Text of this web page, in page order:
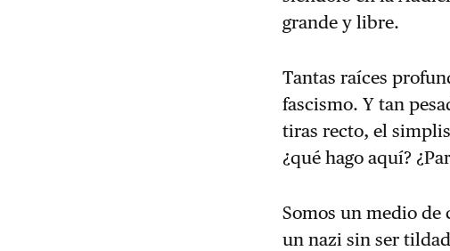
grande y libre.
Tantas raíces
fascismo. Y tan
tiras recto, el
¿qué hago aquí?
Somos un medio
un nazi sin ser